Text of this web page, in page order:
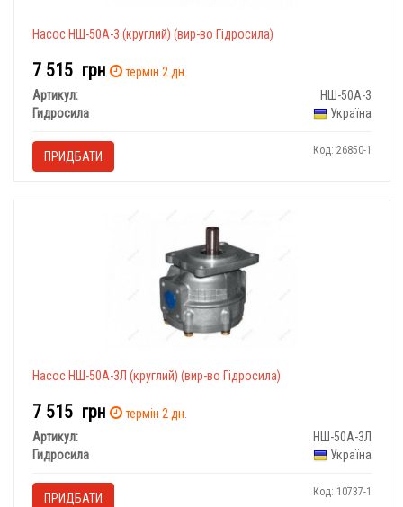
Насос НШ-50А-3 (круглий) (вир-во Гідросила)
7 515 грн
термін 2 дн.
Артикул:
НШ-50А-3
Гидросила
Україна
ПРИДБАТИ Код: 26850-1
Насос НШ-50А-3Л (круглий) (вир-во Гідросила)
7 515 грн
термін 2 дн.
Артикул:
НШ-50А-3Л
Гидросила
Україна
ПРИДБАТИ Код: 10737-1